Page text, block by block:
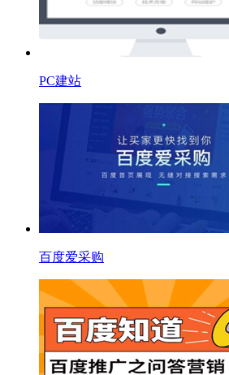
PC建站
百度爱采购